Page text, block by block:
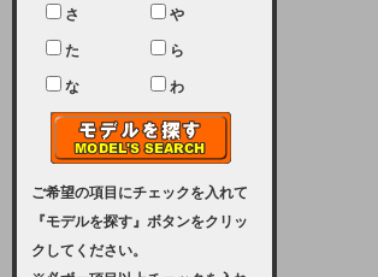
只今、クレジットカード会社の都合
により決済ができない状況です。
ユーザー様には、大変ご迷惑をおか
けいたしまして申し訳ございませ
ん。
2023-08-31 (木)
【サーバーメンテナンス実施のお知
らせ】
2023年 9月10日（日曜日）午前8：
さ や
た ら
な わ
ご希望の項目にチェックを入れて
『モデルを探す』ボタンをクリッ
クしてください。